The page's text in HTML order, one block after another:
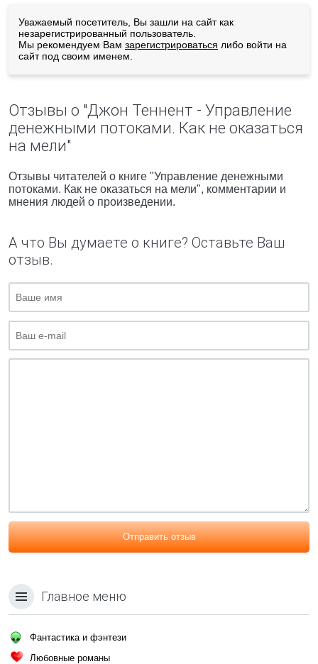
Уважаемый посетитель, Вы зашли на сайт как
незарегистрированный пользователь.
Мы рекомендуем Вам зарегистрироваться либо войти на
сайт под своим именем.
Отзывы о "Джон Теннент - Управление
денежными потоками. Как не оказаться
на мели"
Отзывы читателей о книге "Управление денежными
потоками. Как не оказаться на мели", комментарии и
мнения людей о произведении.
А что Вы думаете о книге? Оставьте Ваш
отзыв.
Отправить отзыв
Главное меню
Фантастика и фэнтези
Любовные романы